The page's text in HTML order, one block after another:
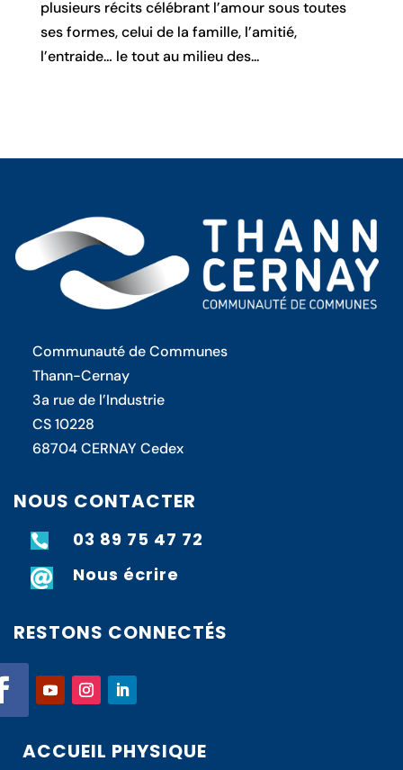
plusieurs récits célébrant l’amour sous toutes
ses formes, celui de la famille, l’amitié,
l’entraide… le tout au milieu des...
Communauté de Communes
Thann-Cernay
3a rue de l’Industrie
CS 10228
68704 CERNAY Cedex
NOUS CONTACTER

03 89 75 47 72

Nous écrire
RESTONS CONNECTÉS
ACCUEIL PHYSIQUE